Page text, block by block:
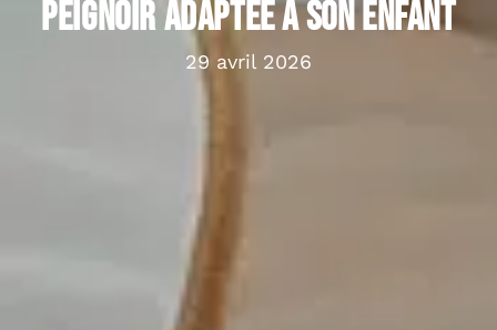
peignoir adaptée à son enfant
29 avril 2026